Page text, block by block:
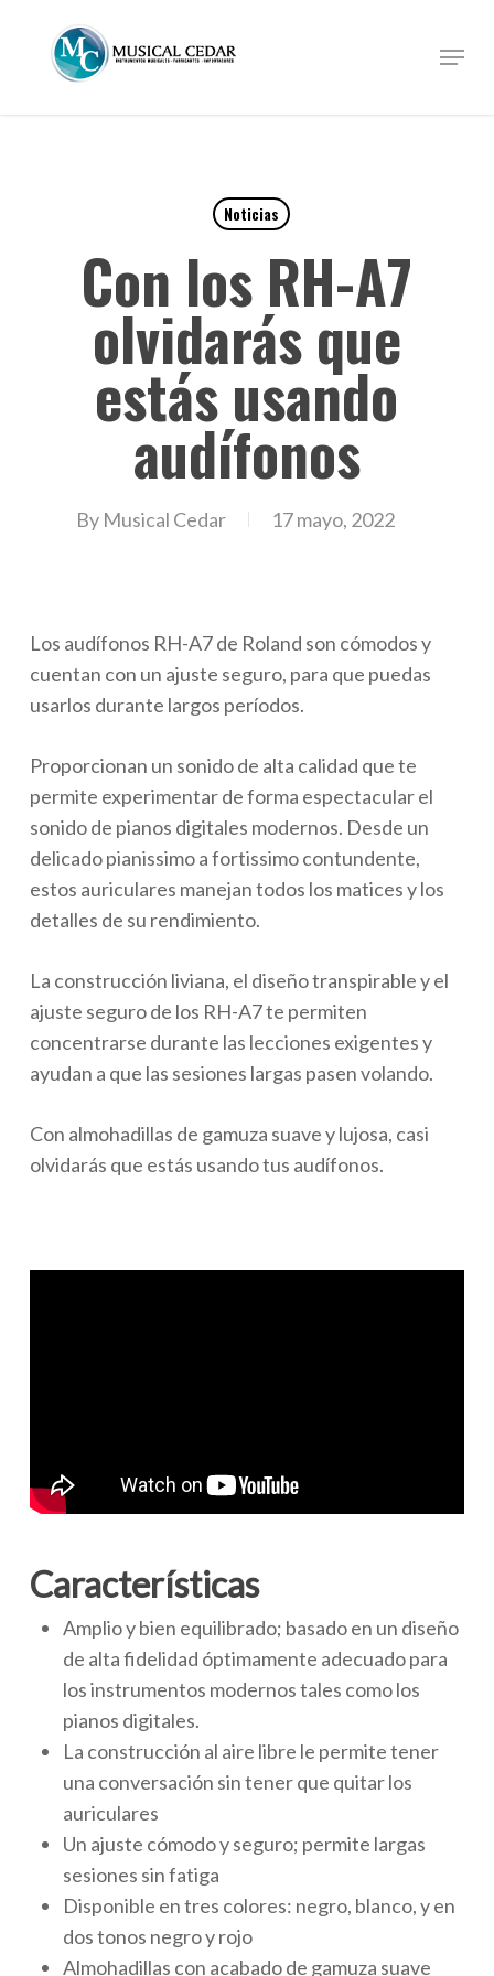
Menu
Noticias
Con los RH-A7
olvidarás que
estás usando
audífonos
By Musical Cedar 17 mayo, 2022
Los audífonos RH-A7 de Roland son cómodos y
cuentan con un ajuste seguro, para que puedas
usarlos durante largos perí­odos.
Proporcionan un sonido de alta calidad que te
permite experimentar de forma espectacular el
sonido de pianos digitales modernos. Desde un
delicado pianissimo a fortissimo contundente,
estos auriculares manejan todos los matices y los
detalles de su rendimiento.
La construcción liviana, el diseño transpirable y el
ajuste seguro de los RH-A7 te permiten
concentrarse durante las lecciones exigentes y
ayudan a que las sesiones largas pasen volando.
Con almohadillas de gamuza suave y lujosa, casi
olvidarás que estás usando tus audífonos.
Caracterí­sticas
Amplio y bien equilibrado; basado en un diseño
de alta fidelidad óptimamente adecuado para
los instrumentos modernos tales como los
pianos digitales.
La construcción al aire libre le permite tener
una conversación sin tener que quitar los
auriculares
Un ajuste cómodo y seguro; permite largas
sesiones sin fatiga
Disponible en tres colores: negro, blanco, y en
dos tonos negro y rojo
Almohadillas con acabado de gamuza suave
Close